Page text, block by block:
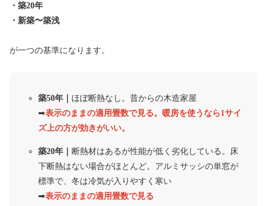
・築20年
・新築〜築浅
が一つの基準になります。
築50年｜ ほぼ断熱なし。昔からの木造家屋
➡︎表示のままの適用畳数で見る。暖房を使うなら1サイ
ズ上の方が効きがいい。
築20年｜ 断熱材はあるが性能が低く劣化している。床
下断熱はない場合がほとんど。アルミサッシの単窓が
標準で、冬は冷気が入りやすく寒い
➡︎表示のままの適用畳数で見る